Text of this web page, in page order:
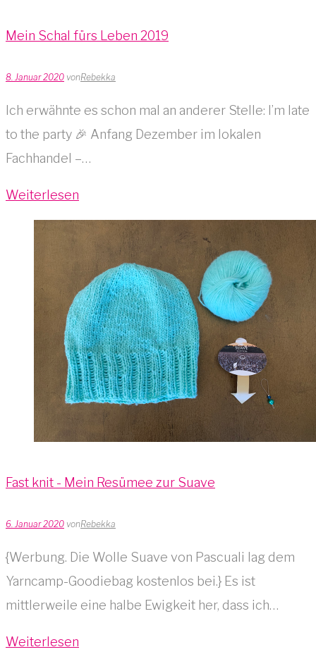
Mein Schal fürs Leben 2019
8. Januar 2020 vonRebekka
Ich erwähnte es schon mal an anderer Stelle: I’m late
to the party 🎉 Anfang Dezember im lokalen
Fachhandel –…
Weiterlesen
Fast knit - Mein Resümee zur Suave
6. Januar 2020 vonRebekka
{Werbung. Die Wolle Suave von Pascuali lag dem
Yarncamp-Goodiebag kostenlos bei.} Es ist
mittlerweile eine halbe Ewigkeit her, dass ich…
Weiterlesen